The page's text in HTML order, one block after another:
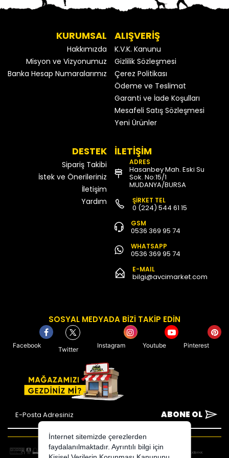
KURUMSAL
Hakkımızda
Misyon ve Vizyonumuz
Banka Hesap Numaralarımız
ALIŞVERİŞ
K.V.K. Kanunu
Gizlilik Sözleşmesi
Çerez Politikası
Ödeme ve Teslimat
Garanti ve İade Koşulları
Mesafeli Satış Sözleşmesi
Yeni Ürünler
DESTEK
Sipariş Takibi
İstek ve Önerileriniz
İletişim
Yardım
İLETİŞİM
ADRES
Hasanbey Mah. Eski Su
Sok. No:15/1
MUDANYA/BURSA
ŞİRKET TEL
0 (224) 544 61 15
GSM
0536 369 95 74
WHATSAPP
0536 369 95 74
E-MAIL
bilgi@avcimarket.com
SOSYAL MEDYADA BİZİ TAKİP EDİN
Facebook
Twitter
Instagram Youtube Pinterest
ABONE OL
İnternet sitemizde çerezlerden
faydalanılmaktadır. Ayrıntılı bilgi için